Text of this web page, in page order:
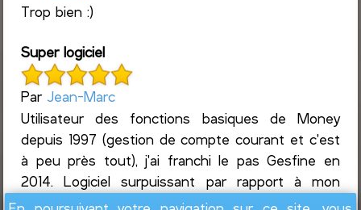
Trop bien :)
Super logiciel
Par Jean-Marc
Utilisateur des fonctions basiques de Money
depuis 1997 (gestion de compte courant et c'est
à peu près tout), j'ai franchi le pas Gesfine en
2014. Logiciel surpuissant par rapport à mon
usage, j...Lire la suite